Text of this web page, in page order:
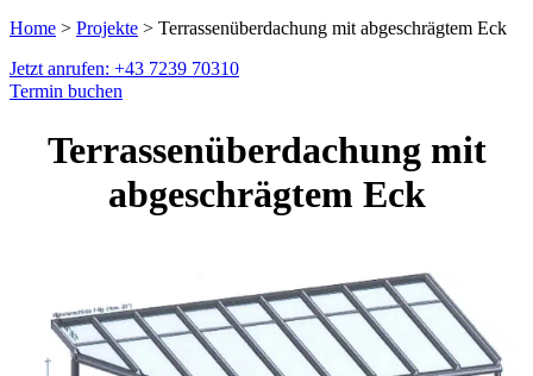
Home > Projekte > Terrassenüberdachung mit abgeschrägtem Eck
Jetzt anrufen: +43 7239 70310
Termin buchen
Terrassenüberdachung mit
abgeschrägtem Eck